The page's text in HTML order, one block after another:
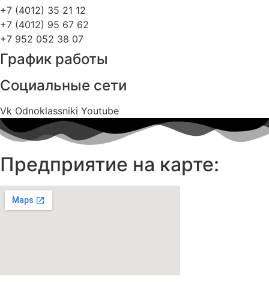
+7 (4012) 35 21 12
+7 (4012) 95 67 62
+7 952 052 38 07
График работы
Социальные сети
Vk Odnoklassniki Youtube
Предприятие на карте: